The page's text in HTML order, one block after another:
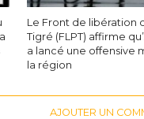
Le Front de libération
Tigré (FLPT) affirme
a lancé une offensive
la région
AJOUTER UN